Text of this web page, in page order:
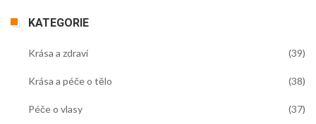
KATEGORIE
Krása a zdraví (39)
Krása a péče o tělo (38)
Péče o vlasy (37)